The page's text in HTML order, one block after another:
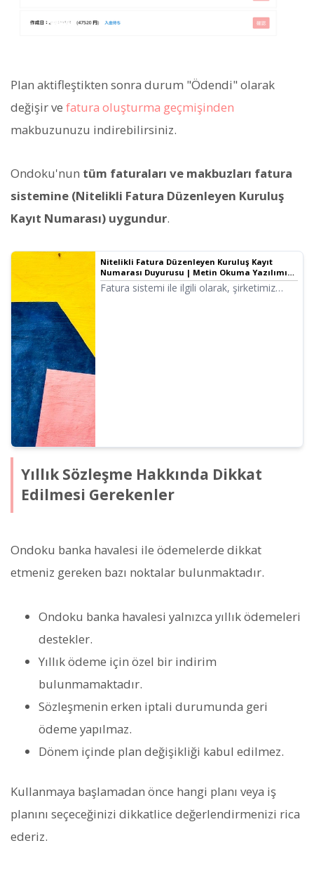
Plan aktifleştikten sonra durum "Ödendi" olarak
değişir ve fatura oluşturma geçmişinden
makbuzunuzu indirebilirsiniz.
Ondoku'nun tüm faturaları ve makbuzları fatura
sistemine (Nitelikli Fatura Düzenleyen Kuruluş
Kayıt Numarası) uygundur.
Nitelikli Fatura Düzenleyen Kuruluş Kayıt
Numarası Duyurusu | Metin Okuma Yazılımı
Ondoku
Fatura sistemi ile ilgili olarak, şirketimiz
Yıllık Sözleşme Hakkında Dikkat
Edilmesi Gerekenler
Ondoku banka havalesi ile ödemelerde dikkat
etmeniz gereken bazı noktalar bulunmaktadır.
Ondoku banka havalesi yalnızca yıllık ödemeleri
destekler.
Yıllık ödeme için özel bir indirim
bulunmamaktadır.
Sözleşmenin erken iptali durumunda geri
ödeme yapılmaz.
Dönem içinde plan değişikliği kabul edilmez.
Kullanmaya başlamadan önce hangi planı veya iş
planını seçeceğinizi dikkatlice değerlendirmenizi rica
ederiz.